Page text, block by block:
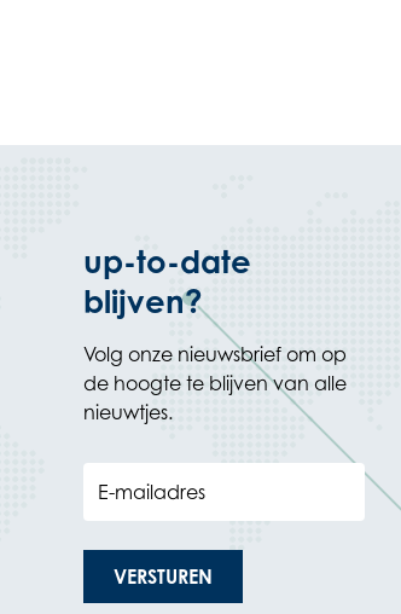
up-to-date
blijven?
Volg onze nieuwsbrief om op
de hoogte te blijven van alle
nieuwtjes.
E-mailadres
VERSTUREN